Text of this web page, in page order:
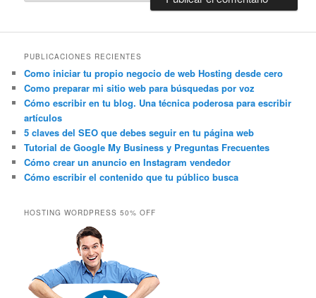
PUBLICACIONES RECIENTES
Como iniciar tu propio negocio de web Hosting desde cero
Como preparar mi sitio web para búsquedas por voz
Cómo escribir en tu blog. Una técnica poderosa para escribir
artículos
5 claves del SEO que debes seguir en tu página web
Tutorial de Google My Business y Preguntas Frecuentes
Cómo crear un anuncio en Instagram vendedor
Cómo escribir el contenido que tu público busca
HOSTING WORDPRESS 50% OFF